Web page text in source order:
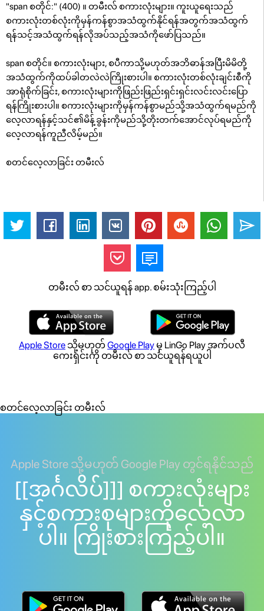
"span စတိုင်:" (400) ။ တမီးလ် စကားလုံးများ။ ကူးယူရေးသည်
စကားလုံးတစ်လုံးကိုမှန်ကန်စွာအသံထွက်နိုင်ရန်အတွက်အသံထွက်
ရန်သင့်အသံထွက်ရန်လိုအပ်သည့်အသံကိုဖော်ပြသည်။
span စတိုင်။ စကားလုံးများ, စပီကာသို့မဟုတ်အဘိဓာန်အပြီးမိမိတို့
အသံထွက်ကိုထပ်ခါတလဲလဲကြိုးစားပါ။ စကားလုံးတစ်လုံးချင်းစီကို
အာရုံစိုက်ခြင်း, စကားလုံးများကိုဖြည်းဖြည်းရှင်းရှင်းလင်းလင်းပြော
ရန်ကြိုးစားပါ။ စကားလုံးများကိုမှန်ကန်စွာမည်သို့အသံထွက်ရမည်ကို
လေ့လာရန်နှင့်သင်၏မိန့်ခွန်းကိုမည်သို့တိုးတက်အောင်လုပ်ရမည်ကို
လေ့လာရန်ကူညီလိမ့်မည်။
စတင်လေ့လာခြင်း တမီးလ်
တမီးလ် စာ သင်ယူရန် app. စမ်းသုံးကြည့်ပါ
Apple Store သို့မဟုတ် Google Play မှ LinGo Play အက်ပလီ
ကေးရှင်းကို တမီးလ် စာ သင်ယူရန်ရယူပါ
စတင်လေ့လာခြင်း တမီးလ်
Apple Store သို့မဟုတ် Google Play တွင်ရနိုင်သည်
[[အင်္ဂလိပ်]]] စကားလုံးများ
နှင့်စကားစုများကိုလေ့လာ
ပါ။ ကြိုးစားကြည့်ပါ။